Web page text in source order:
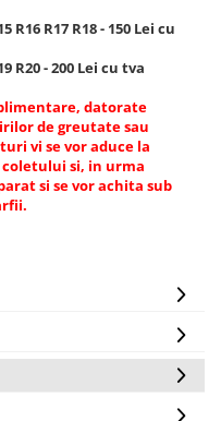
R16 R17 R18 - 150 Lei cu
R20 - 200 Lei cu tva
datorate
de greutate sau
vi se vor aduce la
si, in urma
si se vor achita sub